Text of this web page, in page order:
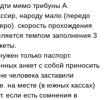
мимо трибуны А.
народу мало (передо
скорость прохождения
темпом заполнения 3
только паспорт.
анкет с собой приносить
человека заставили
на месте (в южных кассах)
если есть сомнения в